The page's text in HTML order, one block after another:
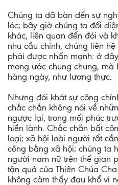
Chúng ta đã bàn đến sự
lóc; bây giờ chúng ta đối
khác, liên quan đến đói và
nhu cầu chính, chúng liên
phải được nhấn mạnh: ở
mong ước chung chung, mà
hàng ngày, như lương thực.
Nhưng đói khát sự công
chắc chắn không nói về
ngược lại, trong mối phúc
hiền lành. Chắc chắn bất
loại; xã hội loài người rất
công bằng xã hội; chúng ta
người nam nữ trên thế gian
tận quả của Thiên Chúa
không cảm thấy đau khổ vì